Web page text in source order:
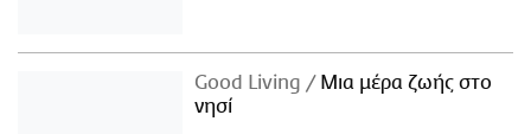
Good Living
Μια μέρα ζωής στο
νησί